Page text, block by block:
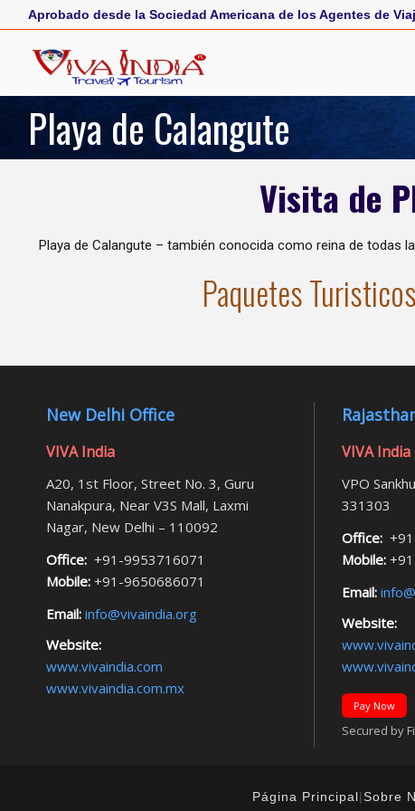
Aprobado desde la Sociedad Americana de los Agentes de
Playa de Calangute
Visita de
Playa de Calangute – también conocida como reina de todas
Paquetes
New Delhi Office
VIVA India
A20, 1st Floor, Street No. 3, Guru
Nanakpura, Near V3S Mall, Laxmi
Nagar, New Delhi – 110092
Office: +91-9953716071
Mobile: +91-9650686071
Email: info@vivaindia.org
Website:
www.vivaindia.com
www.vivaindia.com.mx
VIVA India
VPO
331303
Office:
Mobile:
Email:
Website:
Pay Now
Secured by
Página Principal|Sobre